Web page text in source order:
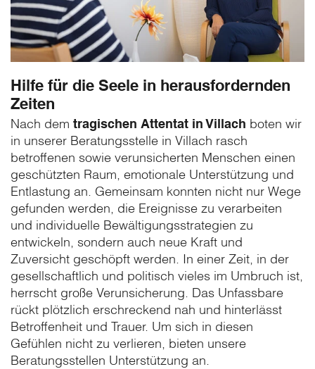
Hilfe für die Seele in herausfordernden
Zeiten
Nach dem tragischen Attentat in Villach boten wir
in unserer Beratungsstelle in Villach rasch
betroffenen sowie verunsicherten Menschen einen
geschützten Raum, emotionale Unterstützung und
Entlastung an. Gemeinsam konnten nicht nur Wege
gefunden werden, die Ereignisse zu verarbeiten
und individuelle Bewältigungsstrategien zu
entwickeln, sondern auch neue Kraft und
Zuversicht geschöpft werden. In einer Zeit, in der
gesellschaftlich und politisch vieles im Umbruch ist,
herrscht große Verunsicherung. Das Unfassbare
rückt plötzlich erschreckend nah und hinterlässt
Betroffenheit und Trauer. Um sich in diesen
Gefühlen nicht zu verlieren, bieten unsere
Beratungsstellen Unterstützung an.